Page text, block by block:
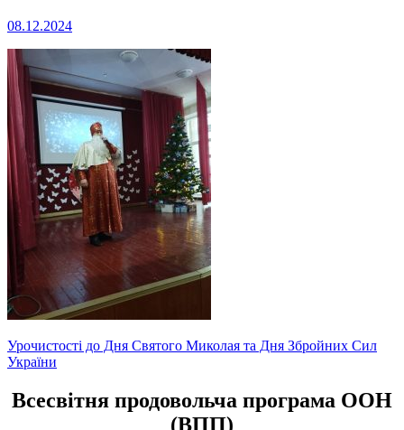
08.12.2024
Навігація
записів
Урочистості до Дня Святого Миколая та Дня Збройних Сил
України
Всесвітня продовольча програма ООН
(ВПП)